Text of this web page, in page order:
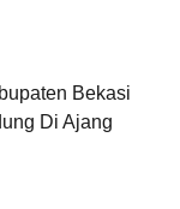
Bekasi
Di Ajang